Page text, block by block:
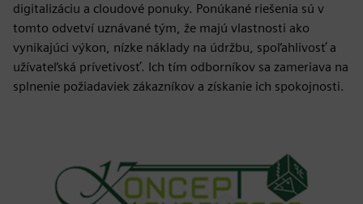
digitalizáciu a cloudové ponuky. Ponúkané riešenia sú v
tomto odvetví uznávané tým, že majú vlastnosti ako
vynikajúci výkon, nízke náklady na údržbu, spoľahlivosť a
užívateľská prívetivosť. Ich tím odborníkov sa zameriava na
splnenie požiadaviek zákazníkov a získanie ich spokojnosti.